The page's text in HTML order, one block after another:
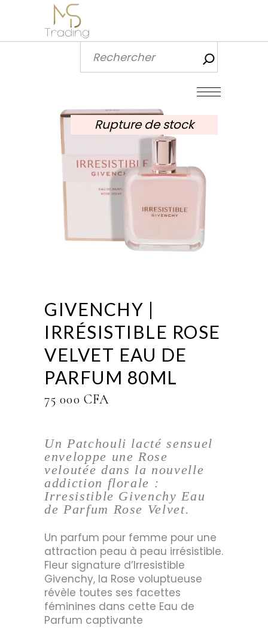
Rupture de stock
GIVENCHY |
IRRÉSISTIBLE ROSE
VELVET EAU DE
PARFUM 80ML
75 000 CFA
Un Patchouli lacté sensuel
enveloppe une Rose
veloutée dans la nouvelle
addiction florale :
Irresistible Givenchy Eau
de Parfum Rose Velvet.
Un parfum pour femme pour une
attraction peau à peau irrésistible.
Fleur signature d’Irresistible
Givenchy, la Rose voluptueuse
révèle toutes ses facettes
féminines dans cette Eau de
Parfum captivante